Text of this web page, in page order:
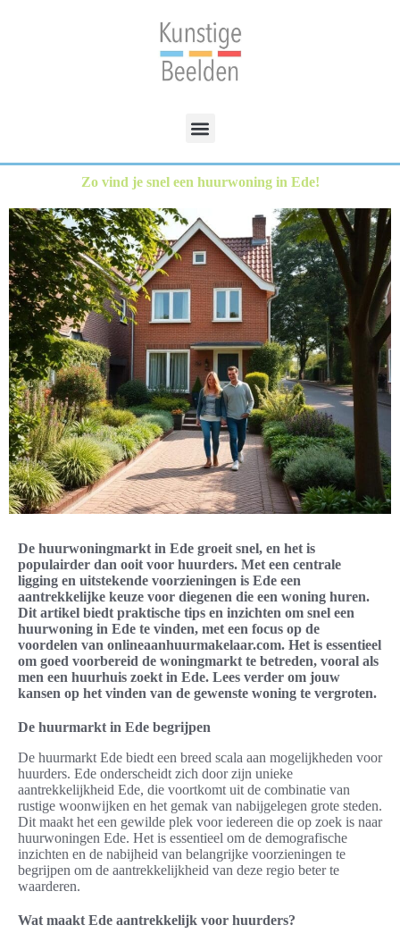
Zo vind je snel een huurwoning in Ede!
De huurwoningmarkt in Ede groeit snel, en het is
populairder dan ooit voor huurders. Met een centrale
ligging en uitstekende voorzieningen is Ede een
aantrekkelijke keuze voor diegenen die een woning huren.
Dit artikel biedt praktische tips en inzichten om snel een
huurwoning in Ede te vinden, met een focus op de
voordelen van onlineaanhuurmakelaar.com. Het is essentieel
om goed voorbereid de woningmarkt te betreden, vooral als
men een huurhuis zoekt in Ede. Lees verder om jouw
kansen op het vinden van de gewenste woning te vergroten.
De huurmarkt in Ede begrijpen
De huurmarkt Ede biedt een breed scala aan mogelijkheden voor
huurders. Ede onderscheidt zich door zijn unieke
aantrekkelijkheid Ede, die voortkomt uit de combinatie van
rustige woonwijken en het gemak van nabijgelegen grote steden.
Dit maakt het een gewilde plek voor iedereen die op zoek is naar
huurwoningen Ede. Het is essentieel om de demografische
inzichten en de nabijheid van belangrijke voorzieningen te
begrijpen om de aantrekkelijkheid van deze regio beter te
waarderen.
Wat maakt Ede aantrekkelijk voor huurders?